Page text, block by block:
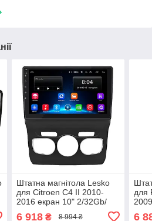
Штатна магнітола Lesko
для Citroen C4 II 2010-
2016 екран 10" 2/32Gb/
6 918₴ 8 994 ₴
для
6